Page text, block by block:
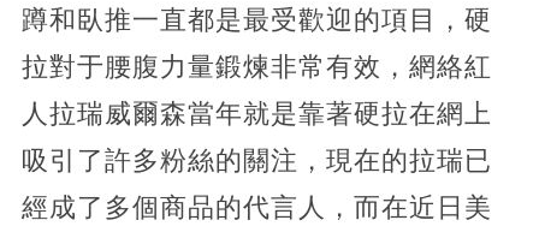
蹲和臥推一直都是最受歡迎的項目，硬
拉對于腰腹力量鍛煉非常有效，網絡紅
人拉瑞威爾森當年就是靠著硬拉在網上
吸引了許多粉絲的關注，現在的拉瑞已
經成了多個商品的代言人，而在近日美